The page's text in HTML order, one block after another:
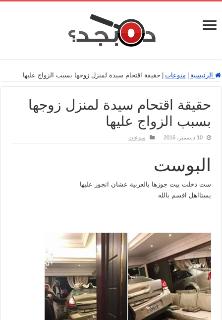
الرئيسية منوعات حقيقة اقتحام سيدة لمنزل زوجها بسبب الزواج عليها
حقيقة اقتحام سيدة لمنزل زوجها
بسبب الزواج عليها
10 ديسمبر، 2016 منوعات
البوست
ست دخلت بيت جوزها بالعربية عشان اتجوز عليها
يستااهل اقسم بالله